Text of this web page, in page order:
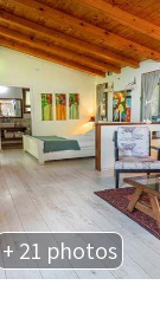
+ 21 photos